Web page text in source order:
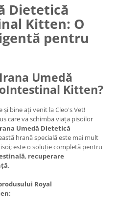
Dietetică
Kitten: O
pentru
Umedă
Kitten?
bine ați venit la Cleo's Vet!
care va schimba viața pisoilor
Umedă Dietetică
hrană specială este mai mult
este o soluție completă pentru
, recuperare
.
Royal